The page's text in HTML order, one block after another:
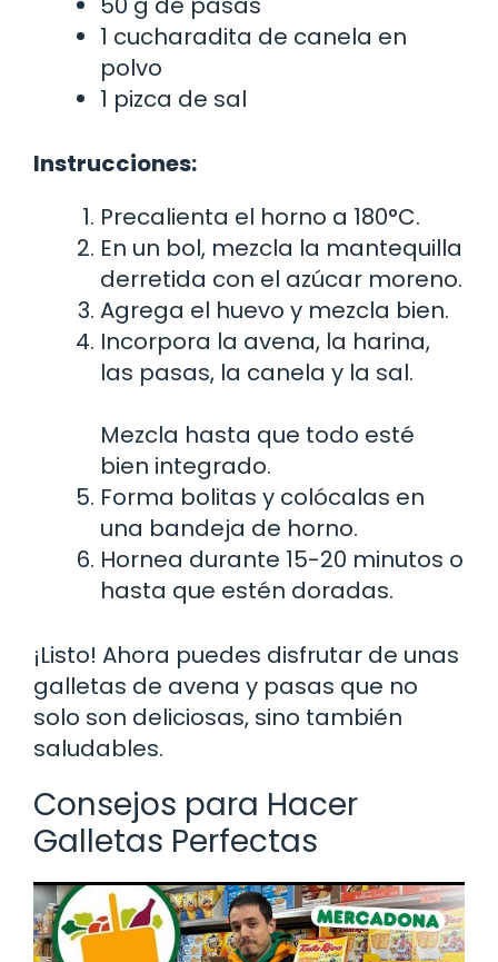
1 cucharadita de canela en
polvo
1 pizca de sal
Instrucciones:
Precalienta el horno a 180°C.
En un bol, mezcla la mantequilla
derretida con el azúcar moreno.
Agrega el huevo y mezcla bien.
Incorpora la avena, la harina,
las pasas, la canela y la sal.
Mezcla hasta que todo esté
bien integrado.
Forma bolitas y colócalas en
una bandeja de horno.
Hornea durante 15-20 minutos o
hasta que estén doradas.
¡Listo! Ahora puedes disfrutar de unas
galletas de avena y pasas que no
solo son deliciosas, sino también
saludables.
Consejos para Hacer
Galletas Perfectas